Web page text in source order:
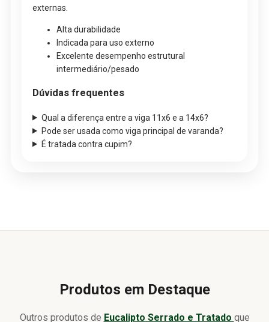
externas.
Alta durabilidade
Indicada para uso externo
Excelente desempenho estrutural
intermediário/pesado
Dúvidas frequentes
Qual a diferença entre a viga 11x6 e a 14x6?
Pode ser usada como viga principal de varanda?
É tratada contra cupim?
Produtos em Destaque
Outros produtos de Eucalipto Serrado e Tratado que